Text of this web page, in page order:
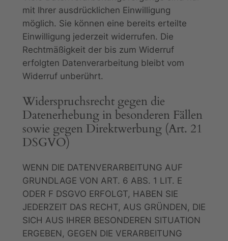
mit Ihrer ausdrücklichen Einwilligung
möglich. Sie können eine bereits erteilte
Einwilligung jederzeit widerrufen. Die
Rechtmäßigkeit der bis zum Widerruf
erfolgten Datenverarbeitung bleibt vom
Widerruf unberührt.
Widerspruchsrecht gegen die
Datenerhebung in besonderen Fällen
sowie gegen Direktwerbung (Art. 21
DSGVO)
WENN DIE DATENVERARBEITUNG AUF
GRUNDLAGE VON ART. 6 ABS. 1 LIT. E
ODER F DSGVO ERFOLGT, HABEN SIE
JEDERZEIT DAS RECHT, AUS GRÜNDEN, DIE
SICH AUS IHRER BESONDEREN SITUATION
ERGEBEN, GEGEN DIE VERARBEITUNG